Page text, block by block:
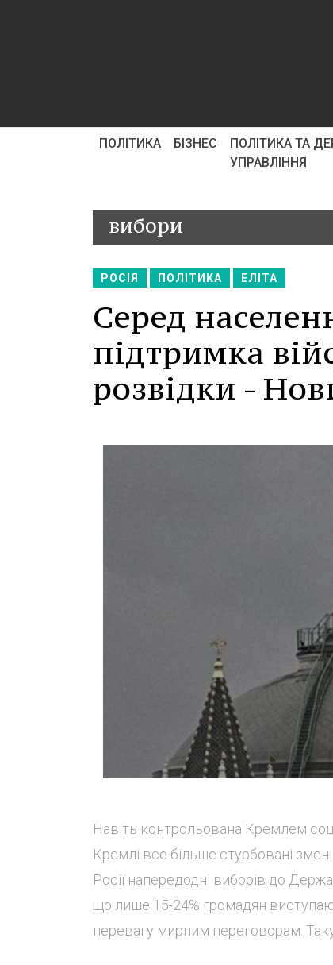
ПОЛІТИКА БІЗНЕС
ПОЛІТИКА ТА
УПРАВЛІННЯ
вибори
РОСІЯ ПОЛІТИКА ЕЛІТА
Серед
підтримка
розвідки -
Навіть контрольована Кремлем
Кремлі все більше стурбовані
Росії напередодні виборів до
що лише 15-24% громадян
перевагу мирним переговорам.